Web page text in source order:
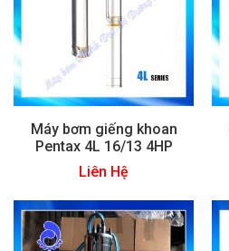
Máy bơm giếng khoan
Pentax 4L 16/13 4HP
Liên Hệ